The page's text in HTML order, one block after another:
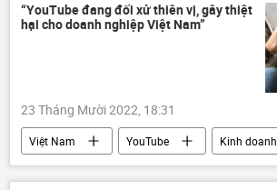
“YouTube đang đối xử thiên vị, gây thiệt
hại cho doanh nghiệp Việt Nam”
23 Tháng Mười 2022, 18:31
Việt Nam YouTube
Kinh doanh
Kinh tế
Chính sách Facebook